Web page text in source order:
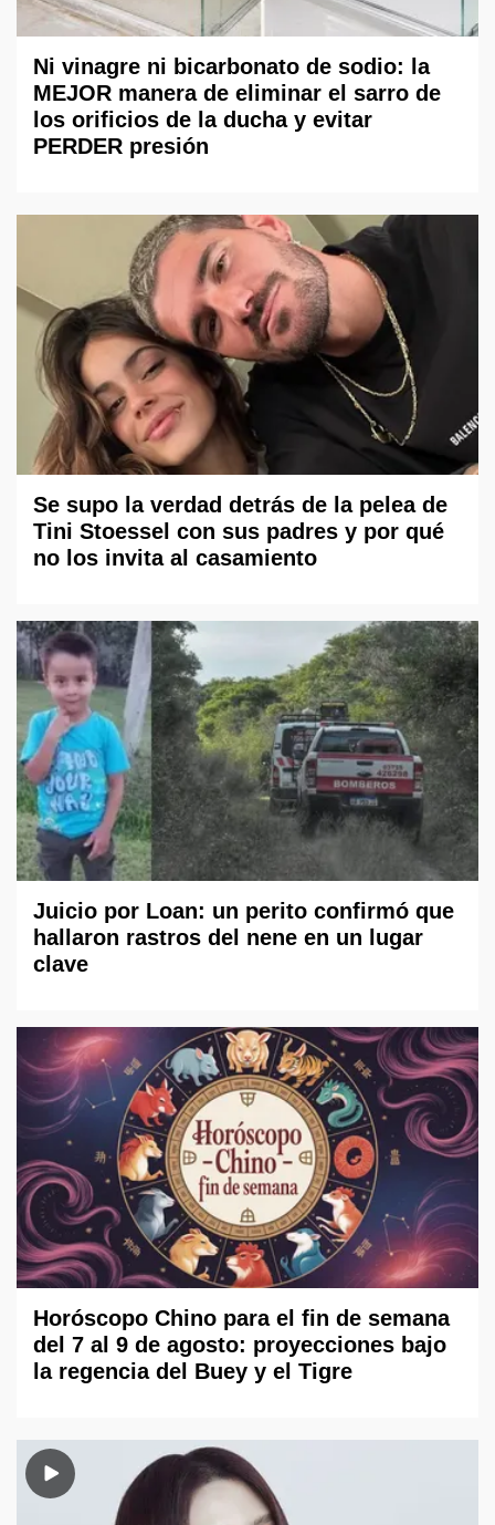
Ni vinagre ni bicarbonato de sodio: la
MEJOR manera de eliminar el sarro de
los orificios de la ducha y evitar
PERDER presión
Se supo la verdad detrás de la pelea de
Tini Stoessel con sus padres y por qué
no los invita al casamiento
Juicio por Loan: un perito confirmó que
hallaron rastros del nene en un lugar
clave
Horóscopo Chino para el fin de semana
del 7 al 9 de agosto: proyecciones bajo
la regencia del Buey y el Tigre